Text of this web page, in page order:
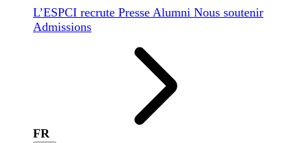
L’ESPCI recrute Presse Alumni Nous soutenir
Admissions
FR